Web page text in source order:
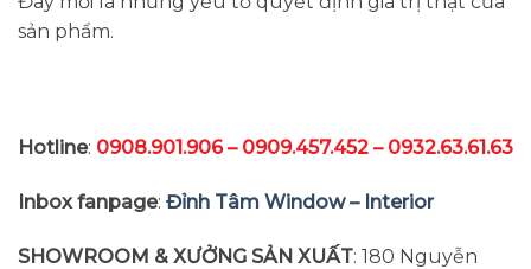
sản phẩm.
Hotline: 0908.901.906 – 0909.457.452 – 0932.63.61.63
Inbox fanpage: Đỉnh Tâm Window – Interior
SHOWROOM & XƯỞNG SẢN XUẤT: 180 Nguyễn